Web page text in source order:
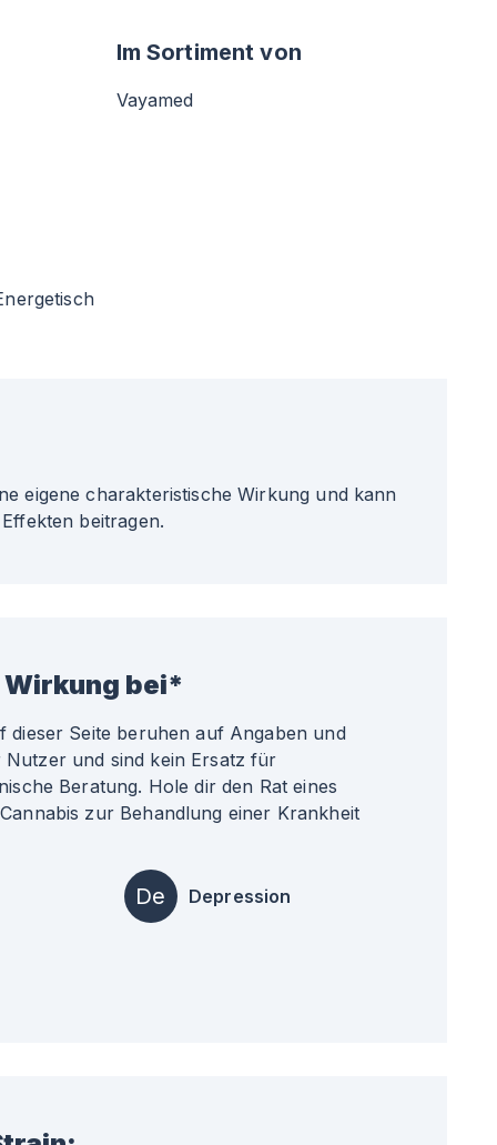
Im Sortiment von
Vayamed
eigene charakteristische Wirkung und kann
beitragen.
bei*
dieser Seite beruhen auf Angaben und
und sind kein Ersatz für
Beratung. Hole dir den Rat eines
zur Behandlung einer Krankheit
De Depression